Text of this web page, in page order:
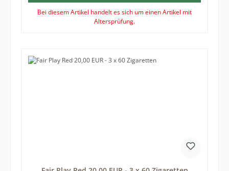
Bei diesem Artikel handelt es sich um einen Artikel mit
Altersprüfung.